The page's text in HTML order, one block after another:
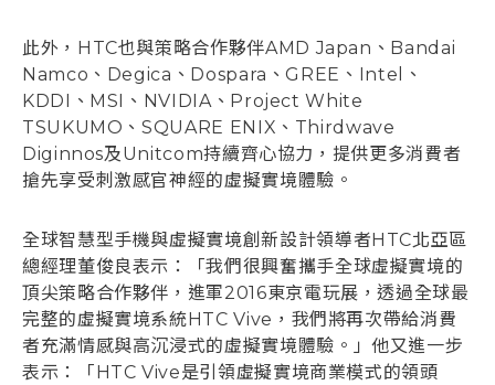
此外，HTC也與策略合作夥伴AMD Japan、Bandai
Namco、Degica、Dospara、GREE、Intel、
KDDI、MSI、NVIDIA、Project White
TSUKUMO、SQUARE ENIX、Thirdwave
Diginnos及Unitcom持續齊心協力，提供更多消費者
搶先享受刺激感官神經的虛擬實境體驗。
全球智慧型手機與虛擬實境創新設計領導者HTC北亞區
總經理董俊良表示：「我們很興奮攜手全球虛擬實境的
頂尖策略合作夥伴，進軍2016東京電玩展，透過全球最
完整的虛擬實境系統HTC Vive，我們將再次帶給消費
者充滿情感與高沉浸式的虛擬實境體驗。」他又進一步
表示：「HTC Vive是引領虛擬實境商業模式的領頭